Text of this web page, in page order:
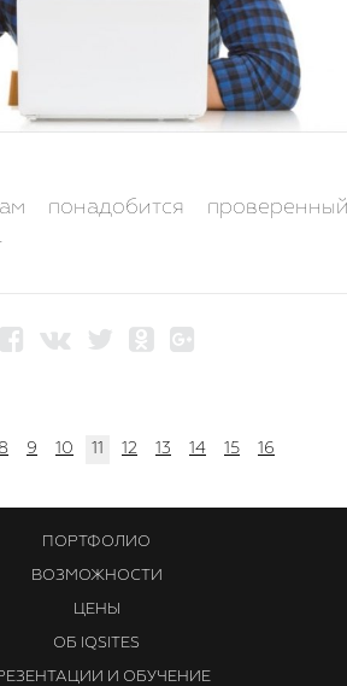
понадобится
8 9 10 11 12 13 14 15
16
ПОРТФОЛИО
ВОЗМОЖНОСТИ
ЦЕНЫ
ОБ IQSITES
И ОБУЧЕНИЕ